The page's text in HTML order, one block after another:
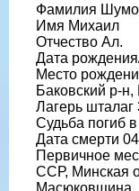
Фамилия
Имя Михаил
Отчество Ал.
Дата
Место
Баковский р-
Лагерь шталаг
Судьба погиб
Дата смерти
Первичное
ССР, Минская
Масюковщина